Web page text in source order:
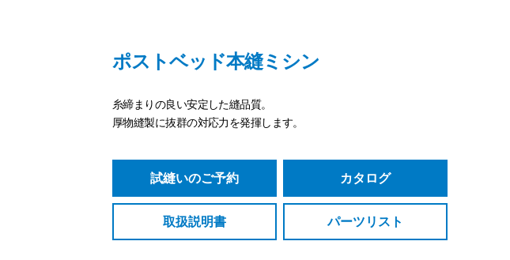
ポストベッド本縫ミシン
糸締まりの良い安定した縫品質。
厚物縫製に抜群の対応力を発揮します。
試縫いのご予約 カタログ
取扱説明書 パーツリスト